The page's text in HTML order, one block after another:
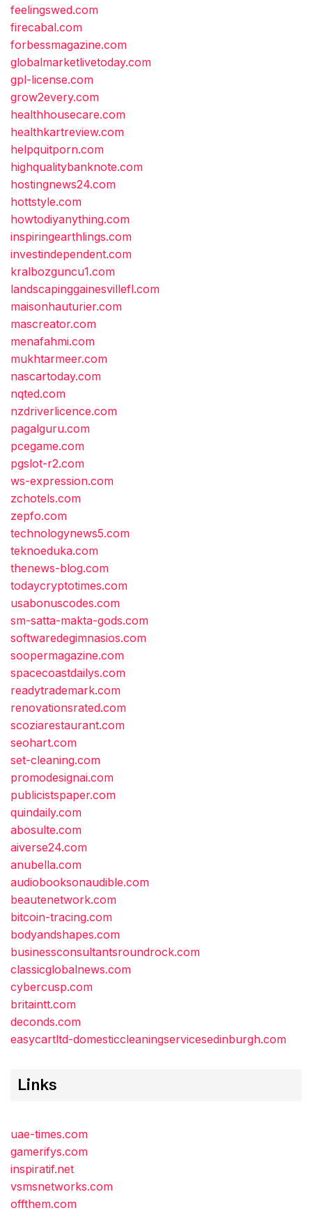
feelingswed.com
firecabal.com
forbessmagazine.com
globalmarketlivetoday.com
gpl-license.com
grow2every.com
healthhousecare.com
healthkartreview.com
helpquitporn.com
highqualitybanknote.com
hostingnews24.com
hottstyle.com
howtodiyanything.com
inspiringearthlings.com
investindependent.com
kralbozguncu1.com
landscapinggainesvillefl.com
maisonhauturier.com
mascreator.com
menafahmi.com
mukhtarmeer.com
nascartoday.com
nqted.com
nzdriverlicence.com
pagalguru.com
pcegame.com
pgslot-r2.com
ws-expression.com
zchotels.com
zepfo.com
technologynews5.com
teknoeduka.com
thenews-blog.com
todaycryptotimes.com
usabonuscodes.com
sm-satta-makta-gods.com
softwaredegimnasios.com
soopermagazine.com
spacecoastdailys.com
readytrademark.com
renovationsrated.com
scoziarestaurant.com
seohart.com
set-cleaning.com
promodesignai.com
publicistspaper.com
quindaily.com
abosulte.com
aiverse24.com
anubella.com
audiobooksonaudible.com
beautenetwork.com
bitcoin-tracing.com
bodyandshapes.com
businessconsultantsroundrock.com
classicglobalnews.com
cybercusp.com
britaintt.com
deconds.com
easycartltd-domesticcleaningservicesedinburgh.com
Links
uae-times.com
gamerifys.com
inspiratif.net
vsmsnetworks.com
offthem.com